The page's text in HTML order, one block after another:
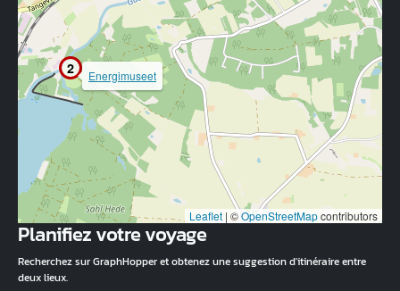
2 Energimuseet
Leaflet | ©OpenStreetMapcontributors
Planifiez votre voyage
Recherchez sur GraphHopper et obtenez une suggestion d'itinéraire entre
deux lieux.